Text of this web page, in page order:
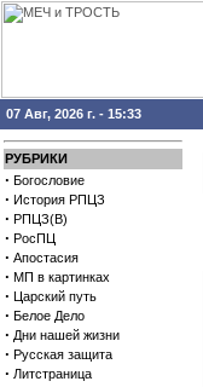
07 Авг, 2026 г. - 15:33
РУБРИКИ
· Богословие
· История РПЦЗ
· РПЦЗ(В)
· РосПЦ
· Апостасия
· МП в картинках
· Царский путь
· Белое Дело
· Дни нашей жизни
· Русская защита
· Литстраница